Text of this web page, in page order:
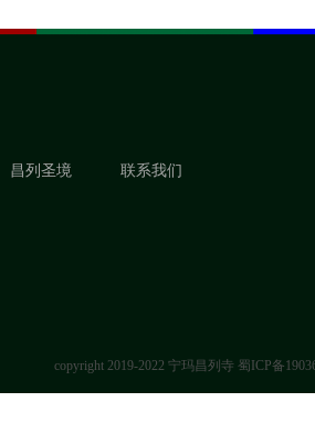
昌列圣境 联系我们
copyright 2019-2022 宁玛昌列寺 蜀ICP备